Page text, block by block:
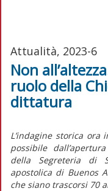
Attualità, 2023-6
Non
ruolo della
dittatura
L’indagine storica
possibile
della Segreteria di
apostolica di Buenos
che siano trascorsi 70